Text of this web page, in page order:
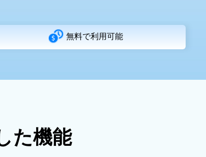
無料で利用可能
た機能